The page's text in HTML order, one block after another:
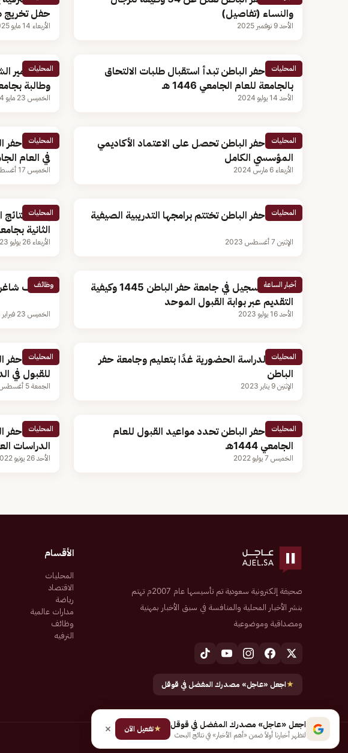
والنساء (تفاصيل)
الأحد 9 نوفمبر 2025
حفل تخريج
الأربعاء 14 مايو 2025
المحليات
جامعة حفر الباطن تبدأ استقبال طلبات الالتحاق
بالجامعة للعام الجامعي 1446 هـ
الأحد 14 يوليو 2024
المحليات
وطالبة
الخميس 23 مايو 2024
المحليات
جامعة حفر الباطن تحصل على الاعتماد الأكاديمي
المؤسسي الكامل
الأربعاء 6 مارس 2024
المحليات
جامعة حفر
في العام الجامعي
الخميس 17 أغسطس 2023
المحليات
جامعة حفر الباطن تختتم برامجها التدريبية الصيفية
الإثنين 7 أغسطس 2023
المحليات
إعلان
الثانية
الأربعاء 26 يوليو 2023
أخبار الساعة
موعد التسجيل في جامعة حفر الباطن 1445 وكيفية
التقديم عبر بوابة القبول الموحد
الأحد 16 يوليو 2023
وظائف
وظائف
الخميس 23 فبراير 2023
المحليات
تعليق الدراسة الحضورية غدًا بتعليم وجامعة حفر
الباطن
الإثنين 9 يناير 2023
المحليات
جامعة حفر
للقبول في
الجمعة 5 أغسطس 2022
المحليات
جامعة حفر الباطن تحدد مواعيد القبول للعام
الجامعي 1444هـ
الخميس 7 يوليو 2022
المحليات
جامعة حفر
الدراسات
الأحد 26 يونيو 2022
صحيفة إلكترونية سعودية تم تأسيسها عام 2007م تهتم
بنشر الأخبار المحلية والمنافسة في سبق الأخبار بمهنية
ومصداقية وموضوعية
★اجعل «عاجل» مصدرك المفضل في قوقل
الأقسام
المحليات
الاقتصاد
رياضة
مدارات عالمية
وظائف
الترفيه
جميع الحقوق محفوظة لـ شركة إيجاز للنشر الإلكتروني المالكة لصحيفة عاجل
اجعل «عاجل» مصدرك المفضل في قوقل
لتظهر أخبارنا أولاً ضمن «أهم الأخبار» في نتائج البحث
★تفعيل الآن